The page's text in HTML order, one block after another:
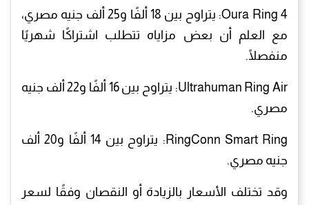
Oura Ring 4: يتراوح بين 18 ألفًا و25 ألف جنيه مصري،
مع العلم أن بعض مزاياه تتطلب اشتراكًا شهريًا
منفصلًا.
Ultrahuman Ring Air: يتراوح بين 16 ألفًا و22 ألف جنيه
مصري.
RingConn Smart Ring: يتراوح بين 14 ألفًا و20 ألف
جنيه مصري.
وقد تختلف الأسعار بالزيادة أو النقصان وفقًا لسعر